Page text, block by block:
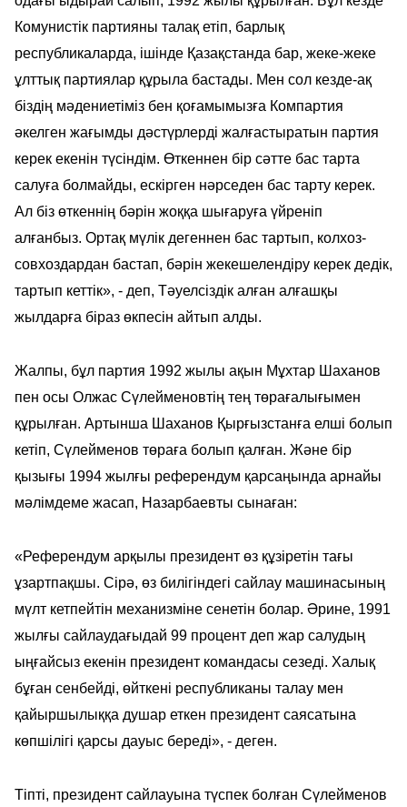
Комунистік партияны талақ етіп, барлық
республикаларда, ішінде Қазақстанда бар, жеке-жеке
ұлттық партиялар құрыла бастады. Мен сол кезде-ақ
біздің мәдениетіміз бен қоғамымызға Компартия
әкелген жағымды дәстүрлерді жалғастыратын партия
керек екенін түсіндім. Өткеннен бір сәтте бас тарта
салуға болмайды, ескірген нәрседен бас тарту керек.
Ал біз өткеннің бәрін жоққа шығаруға үйреніп
алғанбыз. Ортақ мүлік дегеннен бас тартып, колхоз-
совхоздардан бастап, бәрін жекешелендіру керек дедік,
тартып кеттік», - деп, Тәуелсіздік алған алғашқы
жылдарға біраз өкпесін айтып алды.
Жалпы, бұл партия 1992 жылы ақын Мұхтар Шаханов
пен осы Олжас Сүлейменовтің тең төрағалығымен
құрылған. Артынша Шаханов Қырғызстанға елші болып
кетіп, Сүлейменов төраға болып қалған. Және бір
қызығы 1994 жылғы референдум қарсаңында арнайы
мәлімдеме жасап, Назарбаевты сынаған:
«Референдум арқылы президент өз құзіретін тағы
ұзартпақшы. Сірә, өз билігіндегі сайлау машинасының
мүлт кетпейтін механизміне сенетін болар. Әрине, 1991
жылғы сайлаудағыдай 99 процент деп жар салудың
ыңғайсыз екенін президент командасы сезеді. Халық
бұған сенбейді, өйткені республиканы талау мен
қайыршылыққа душар еткен президент саясатына
көпшілігі қарсы дауыс береді», - деген.
Тіпті, президент сайлауына түспек болған Сүлейменов